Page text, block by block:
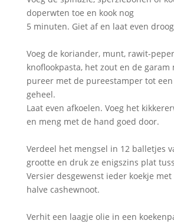
doperwten toe en kook nog
5 minuten. Giet af en laat even
Voeg de koriander, munt, rawit-
knoflookpasta, het zout en de garam
pureer met de pureestamper tot
geheel.
Laat even afkoelen. Voeg het
en meng met de hand goed door.
Verdeel het mengsel in 12 balletjes
grootte en druk ze enigszins plat
Versier desgewenst ieder koekje met
halve cashewnoot.
Verhit een laagje olie in een